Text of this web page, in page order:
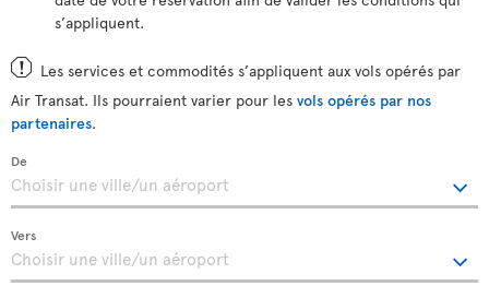
s’appliquent.
Les services et commodités s’appliquent aux vols opérés par
Air Transat. Ils pourraient varier pour les vols opérés par nos
partenaires.
De
Vers